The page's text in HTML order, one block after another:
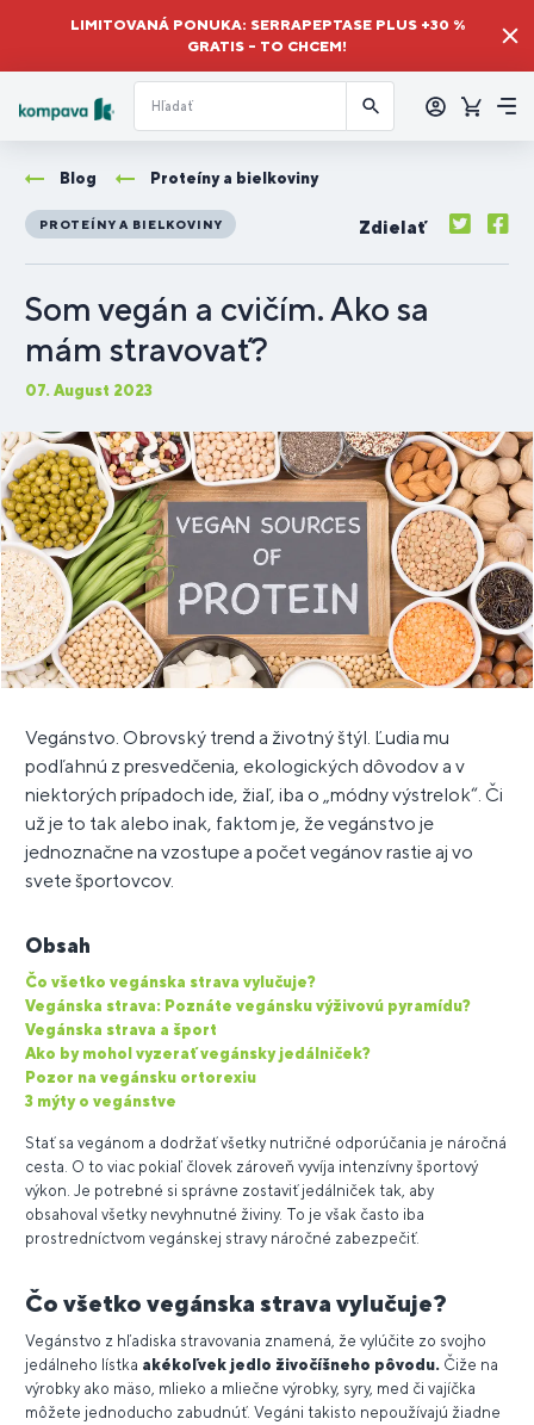
LIMITOVANÁ PONUKA: SERRAPEPTASE PLUS +30 %
GRATIS – TO CHCEM!
sa
Košík
Blog Proteíny a bielkoviny
PROTEÍNY A BIELKOVINY Zdielať
Som vegán a cvičím. Ako sa
mám stravovať?
07. August 2023
Vegánstvo. Obrovský trend a životný štýl. Ľudia mu
podľahnú z presvedčenia, ekologických dôvodov a v
niektorých prípadoch ide, žiaľ, iba o „módny výstrelok“. Či
už je to tak alebo inak, faktom je, že vegánstvo je
jednoznačne na vzostupe a počet vegánov rastie aj vo
svete športovcov.
Obsah
Čo všetko vegánska strava vylučuje?
Vegánska strava: Poznáte vegánsku výživovú pyramídu?
Vegánska strava a šport
Ako by mohol vyzerať vegánsky jedálniček?
Pozor na vegánsku ortorexiu
3 mýty o vegánstve
Stať sa vegánom a dodržať všetky nutričné odporúčania je náročná
cesta. O to viac pokiaľ človek zároveň vyvíja intenzívny športový
výkon. Je potrebné si správne zostaviť jedálniček tak, aby
obsahoval všetky nevyhnutné živiny. To je však často iba
prostredníctvom vegánskej stravy náročné zabezpečiť.
Čo všetko vegánska strava vylučuje?
Vegánstvo z hľadiska stravovania znamená, že vylúčite zo svojho
jedálneho lístka akékoľvek jedlo živočíšneho pôvodu. Čiže na
výrobky ako mäso, mlieko a mliečne výrobky, syry, med či vajíčka
môžete jednoducho zabudnúť. Vegáni takisto nepoužívajú žiadne